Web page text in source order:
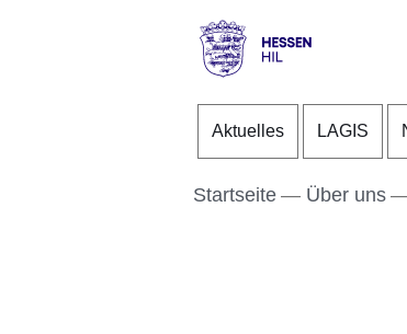
Direkt zum
Direkt zum
Direkt zum
HIL
Aktuelles LAGIS
Startseite Über uns